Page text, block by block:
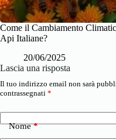
Come il Cambiamento
Api Italiane?
20/06/2025
Lascia una risposta
Il tuo indirizzo email non sarà
contrassegnati *
Nome*